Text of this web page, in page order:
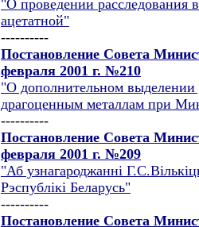
"О проведении расследования
ацетатной"
----------
Постановление Совета
февраля 2001 г. №210
"О дополнительном
драгоценным металлам при
----------
Постановление Совета
февраля 2001 г. №209
"Аб узнагароджаннi
Рэспублiкi Беларусь"
----------
Постановление Совета